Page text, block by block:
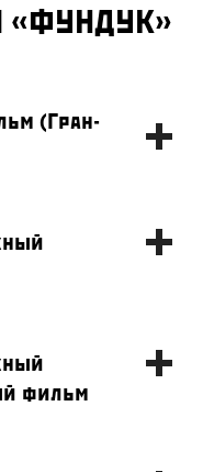
«ФУНДУК»
(Гран-
фильм